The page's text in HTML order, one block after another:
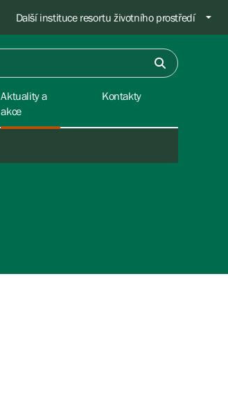
Další instituce resortu životního prostředí
Aktuality a
akce
Kontakty